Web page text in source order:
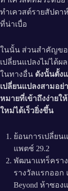
ทำเควสต์รายสัปดา
ที่น่าเบื่อ
ในนั้น ส่วนสำคัญขอ
เปลี่ยนแปลงไม่ได้ผ
ในทางอื่น ดังนั้นตั้ง
เปลี่ยนแปลงสามอย่
หมายที่เข้าถึงง่ายใ
ใหม่ได้เร็วยิ่งขึ้น
ย้อนการเปลี่ยน
แพตช์ 29.2
พัฒนาแทร็คราง
รางวัลแรกออก
Beyond ห้าซอง